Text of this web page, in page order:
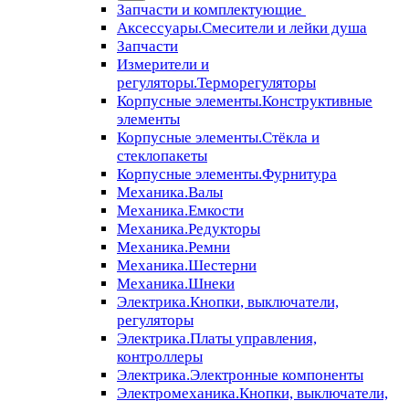
Запчасти и комплектующие
Аксессуары.Смесители и лейки душа
Запчасти
Измерители и
регуляторы.Терморегуляторы
Корпусные элементы.Конструктивные
элементы
Корпусные элементы.Стёкла и
стеклопакеты
Корпусные элементы.Фурнитура
Механика.Валы
Механика.Емкости
Механика.Редукторы
Механика.Ремни
Механика.Шестерни
Механика.Шнеки
Электрика.Кнопки, выключатели,
регуляторы
Электрика.Платы управления,
контроллеры
Электрика.Электронные компоненты
Электромеханика.Кнопки, выключатели,